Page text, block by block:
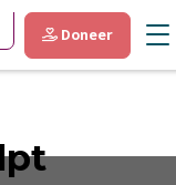
Doneer